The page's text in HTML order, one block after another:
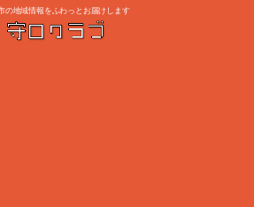
の地域情報をふわっとお届けします